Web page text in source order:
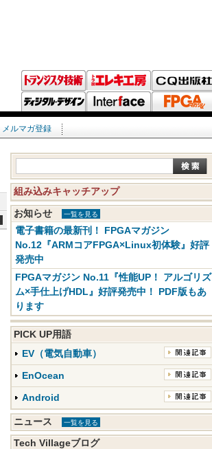
メルマガ登録
組み込みキャッチアップ
お知らせ 一覧を見る
電子書籍の最新刊！ FPGAマガジン
No.12『ARMコアFPGA×Linux初体験』好評
発売中
FPGAマガジン No.11『性能UP！ アルゴリズ
ム×手仕上げHDL』好評発売中！ PDF版もあ
ります
PICK UP用語
EV（電気自動車）
EnOcean
Android
ニュース 一覧を見る
Tech Villageブログ